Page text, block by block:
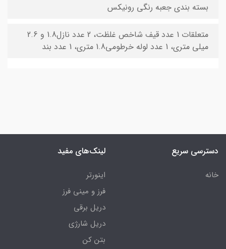
بسته بندی جعبه رنگی رونیکس
متعلقات 1 عدد قیف شاخص غلظت، 2 عدد نازل1.8 و 2.6
میلی متری، 1 عدد لوله خرطومی1.8 متری، 1 عدد بند
دسترسی سریع
خانه
لینک‌های مفید
اینورتر
فرز و مینی فرز
دریل برقی
دریل شارژی
بتن کن